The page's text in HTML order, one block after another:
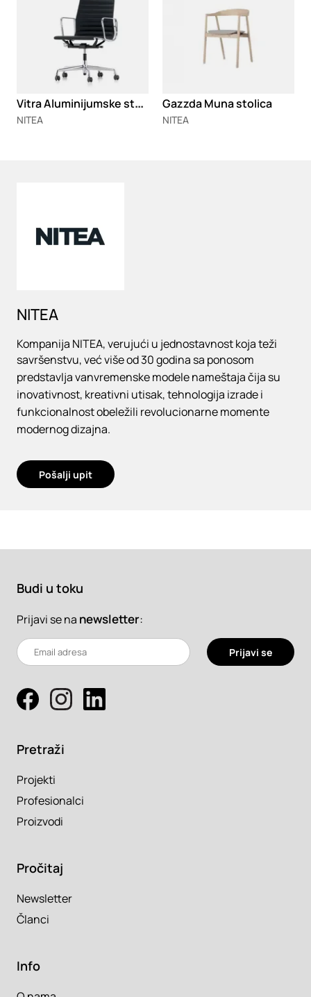
V
itra Aluminijumske stolice 117/118/119
NITEA
Gazzda Muna stolica
NITEA
NITEA
Kompanija NITEA, verujući u jednostavnost koja teži
savršenstvu, već više od 30 godina sa ponosom
predstavlja vanvremenske modele nameštaja čija su
inovativnost, kreativni utisak, tehnologija izrade i
funkcionalnost obeležili revolucionarne momente
modernog dizajna.
Pošalji upit
Budi u toku
Prijavi se na newsletter:
Prijavi se
Pretraži
Projekti
Profesionalci
Proizvodi
Pročitaj
Newsletter
Članci
Info